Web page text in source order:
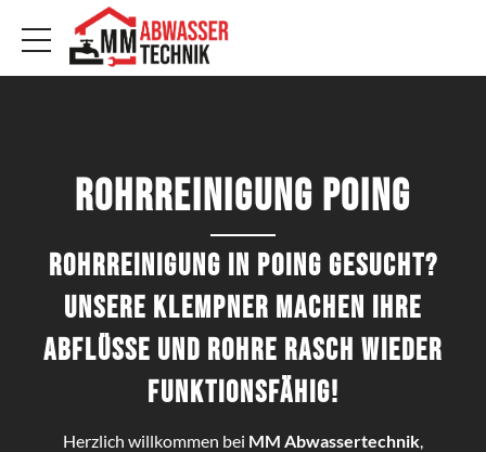
Rohrreinigung Poing
Rohrreinigung in Poing gesucht?
Unsere Klempner machen Ihre
Abflüsse und Rohre rasch wieder
funktionsfähig!
Herzlich willkommen bei MM Abwassertechnik,